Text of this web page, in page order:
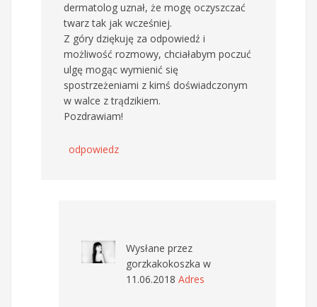
dermatolog uznał, że mogę oczyszczać
twarz tak jak wcześniej.
Z góry dziękuję za odpowiedź i
możliwość rozmowy, chciałabym poczuć
ulgę mogąc wymienić się
spostrzeżeniami z kimś doświadczonym
w walce z trądzikiem.
Pozdrawiam!
odpowiedz
Wysłane przez
gorzkakokoszka w
11.06.2018 Adres